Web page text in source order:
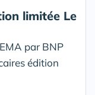
limitée Le
par BNP
édition